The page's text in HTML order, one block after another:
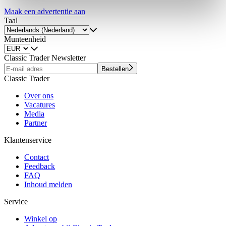
weiteren Daten zusammen, die Sie ihnen bereitgestellt
haben oder die sie im Rahmen Ihrer Nutzung der Dienste
gesammelt haben.
Maak een advertentie aan
Taal
Munteenheid
Classic Trader Newsletter
Bestellen
Classic Trader
Over ons
Vacatures
Media
Partner
Klantenservice
Contact
Feedback
FAQ
Inhoud melden
Service
Winkel op